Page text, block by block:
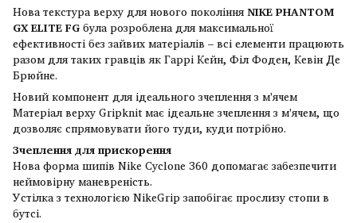
Нова текстура верху для нового поколінняNIKE PHANTOM
GX ELITE FGбула розроблена для максимальної
ефективності без зайвих матеріалів – всі елементи працюють
разом для таких гравців як Гаррі Кейн, Філ Фоден, Кевін Де
Брюйне.
Новий компонент для ідеального зчеплення з м'ячем
Матеріал верху Gripknit має ідеальне зчеплення з м'ячем, що
дозволяє спрямовувати його туди, куди потрібно.
Зчеплення для прискорення
Нова форма шипів Nike Cyclone 360 ​​допомагає забезпечити
неймовірну маневреність.
Устілка з технологією NikeGrip запобігає прослизу стопи в
бутсі.